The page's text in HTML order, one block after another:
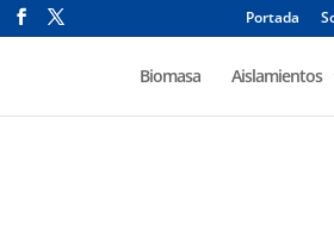
Portada
Biomasa Aislamientos